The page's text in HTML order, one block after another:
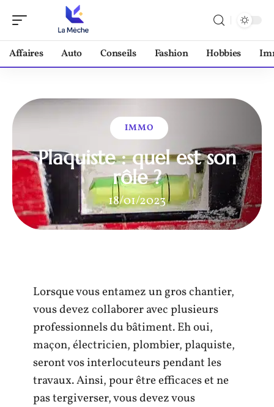
Affaires Auto Conseils Fashion Hobbies
IMMO
Plaquiste : quel est son
rôle ?
18/01/2023
Lorsque vous entamez un gros chantier,
vous devez collaborer avec plusieurs
professionnels du bâtiment. Eh oui,
maçon, électricien, plombier, plaquiste,
seront vos interlocuteurs pendant les
travaux. Ainsi, pour être efficaces et ne
pas tergiverser, vous devez vous